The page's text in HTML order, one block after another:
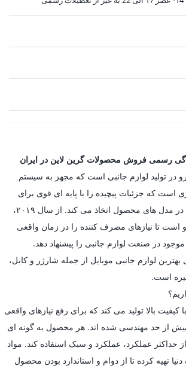
رسمی فروش محصولات گرین لاین در ایران
در تولید لوازم جانبی است که مجهز به سیستم
است که جزئیات پیچیده را با پایه ای قوی برای
ارتقای مفاهیم و ایده ها در مدل های محصول اتخاذ می کند. از سال ۲۰۱۹،
است تا نیازهای مصرف کننده را در زمان واقعی
در صنعت لوازم جانبی را پیشنهاد دهد.
لوازم جانبی موبایل از جمله شارژر و کابل،
است.
کیفیت بالا تولید می کند که برای رفع نیازهای واقعی
از حد مهندسی شده اند. هر محصول به گونه ای
عملکرد، عملکرد و سبک استفاده کند. مواد
تهیه کرده تا از دوام و استاندارد بودن محصول